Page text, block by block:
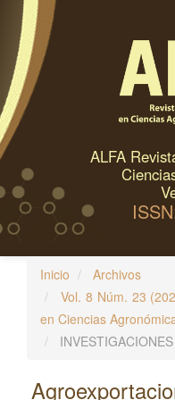
N
a
e
r
c
a
ALFA
Inicio
Archivos
Vol. 8 Núm. 23
en Ciencias
INVESTIGACIONES